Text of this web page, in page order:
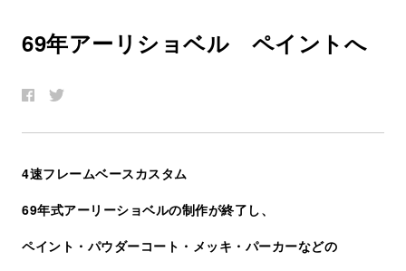
69年アー リ シ ョベル ペイ ン トへ
4速フレームベースカスタム
69年式アーリーショベルの制作が終了し、
ペイント・パウダーコート・メッキ・パーカーなどの